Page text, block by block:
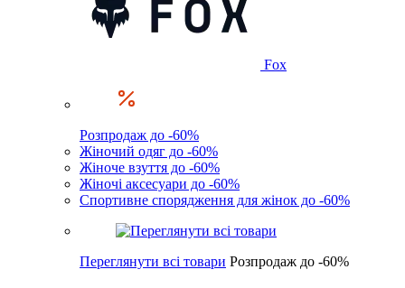
Fox
Розпродаж до -60%
Жіночий одяг до -60%
Жіноче взуття до -60%
Жіночі аксесуари до -60%
Спортивне спорядження для жінок до -60%
Переглянути всі товари Розпродаж до -60%